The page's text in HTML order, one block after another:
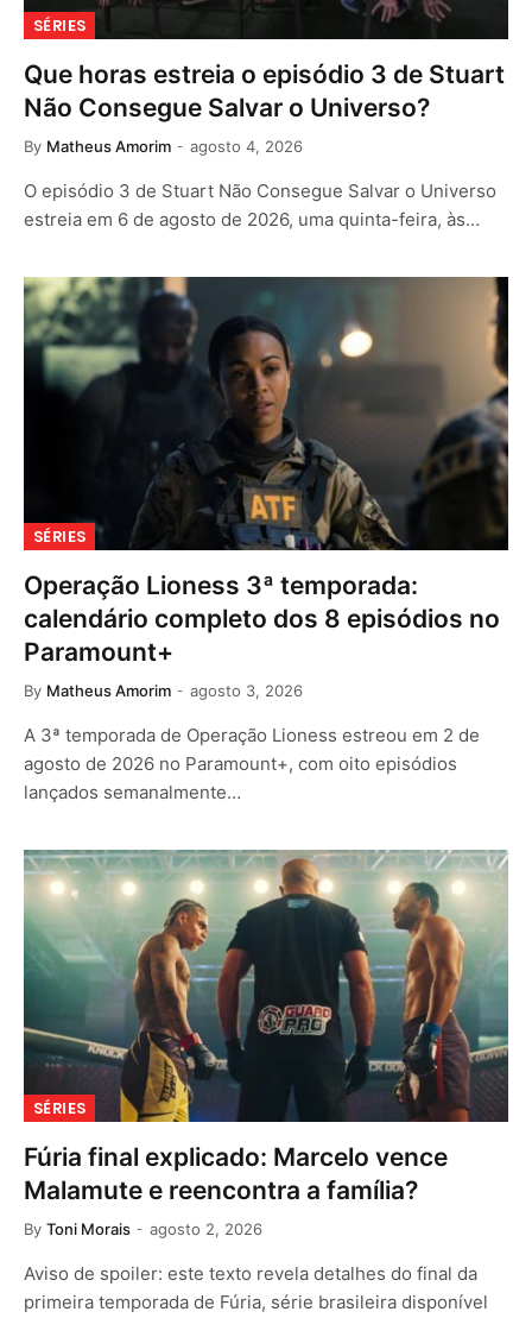
SÉRIES
Que horas estreia o episódio 3 de Stuart
Não Consegue Salvar o Universo?
By Matheus Amorim agosto 4, 2026
O episódio 3 de Stuart Não Consegue Salvar o Universo
estreia em 6 de agosto de 2026, uma quinta-feira, às…
SÉRIES
Operação Lioness 3ª temporada:
calendário completo dos 8 episódios no
Paramount+
By Matheus Amorim agosto 3, 2026
A 3ª temporada de Operação Lioness estreou em 2 de
agosto de 2026 no Paramount+, com oito episódios
lançados semanalmente…
SÉRIES
Fúria final explicado: Marcelo vence
Malamute e reencontra a família?
By Toni Morais agosto 2, 2026
Aviso de spoiler: este texto revela detalhes do final da
primeira temporada de Fúria, série brasileira disponível